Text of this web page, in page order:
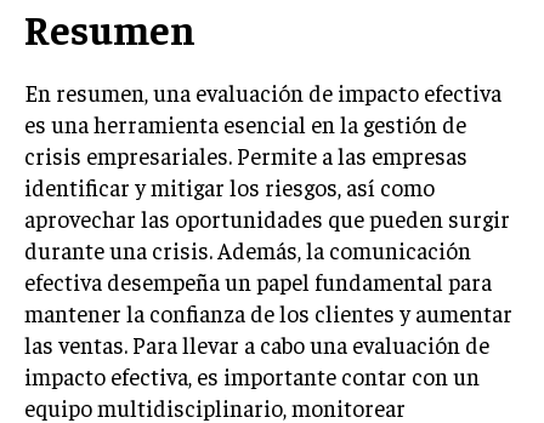
tecnología ha transformado la forma en que
tranquilidad que ofrece cada sendero.
Aparece en periódicos digitales y domina los buscadores,
Infórmate aquí.
Resumen
En resumen, una evaluación de impacto efectiva
es una herramienta esencial en la gestión de
crisis empresariales. Permite a las empresas
identificar y mitigar los riesgos, así como
aprovechar las oportunidades que pueden surgir
durante una crisis. Además, la comunicación
efectiva desempeña un papel fundamental para
mantener la confianza de los clientes y aumentar
las ventas. Para llevar a cabo una evaluación de
impacto efectiva, es importante contar con un
equipo multidisciplinario, monitorear